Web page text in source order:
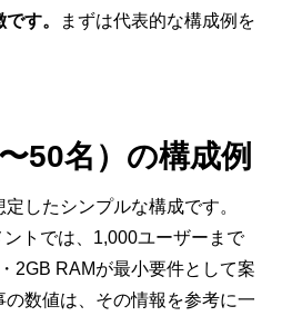
す。
まずは代表的な構成例を
50名）の構成例
したシンプルな構成です。
トでは、1,000ユーザーまで
2GB RAMが最小要件として案
数値は、その情報を参考に一